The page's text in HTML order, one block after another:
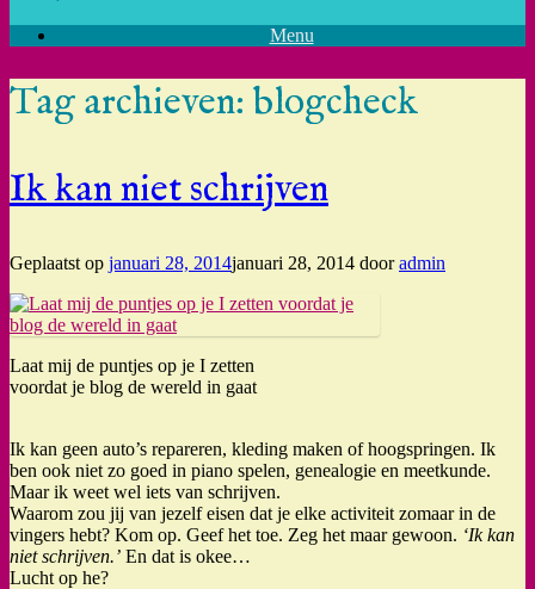
Menu
Tag archieven:blogcheck
Ik kan niet schrijven
Geplaatst op januari 28, 2014januari 28, 2014 dooradmin
Laat mij de puntjes op je I zetten
voordat je blog de wereld in gaat
Ik kan geen auto’s repareren, kleding maken of hoogspringen. Ik
ben ook niet zo goed in piano spelen, genealogie en meetkunde.
Maar ik weet wel iets van schrijven.
Waarom zou jij van jezelf eisen dat je elke activiteit zomaar in de
vingers hebt? Kom op. Geef het toe. Zeg het maar gewoon. ‘Ik kan
niet schrijven.’ En dat is okee…
Lucht op he?